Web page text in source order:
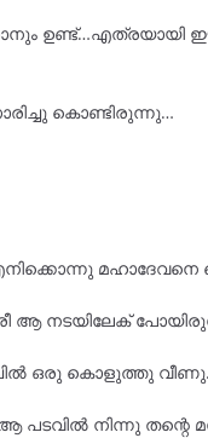
ഉണ്ട്…എത്രയായി ഈ
കൊണ്ടിരുന്നു…
ആ നടയിലേക്
ഒരു കൊളുത്തു
നിന്നു തന്റെ